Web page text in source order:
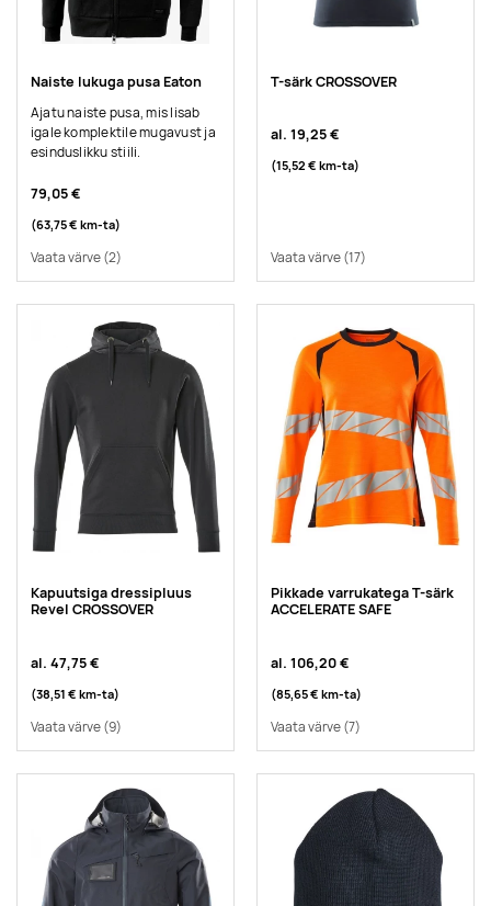
Naiste lukuga pusa Eaton
Ajatu naiste pusa, mis lisab
igale komplektile mugavust ja
esinduslikku stiili.
79,05 €
(63,75 € km-ta)
Vaata värve(2)
T-särk CROSSOVER
al. 19,25 €
(15,52 € km-ta)
Vaata värve(17)
Kapuutsiga dressipluus
Revel CROSSOVER
al. 47,75 €
(38,51 € km-ta)
Vaata värve(9)
Pikkade varrukatega T-särk
ACCELERATE SAFE
al. 106,20 €
(85,65 € km-ta)
Vaata värve(7)